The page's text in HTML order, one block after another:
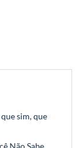
sim, que
Não Sabe